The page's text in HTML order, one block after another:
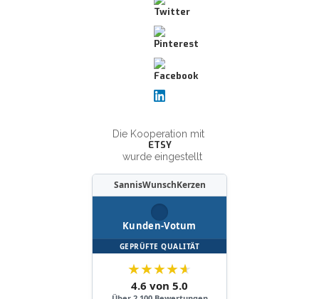
Die Kooperation mit
ETSY
wurde eingestellt
SannisWunschKerzen
Kunden-Votum
GEPRÜFTE QUALITÄT
★★★★★
4.6 von 5.0